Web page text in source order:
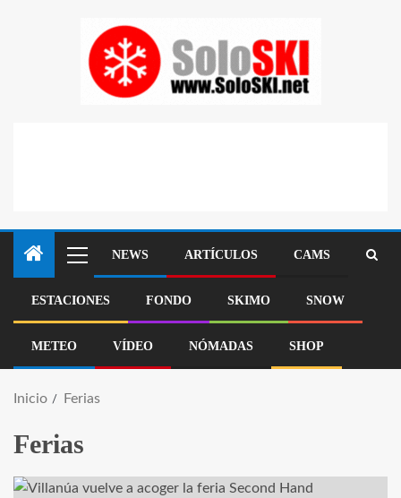
NEWS ARTÍCULOS CAMS
ESTACIONES FONDO SKIMO SNOW
METEO VÍDEO NÓMADAS SHOP
Inicio Ferias
Ferias